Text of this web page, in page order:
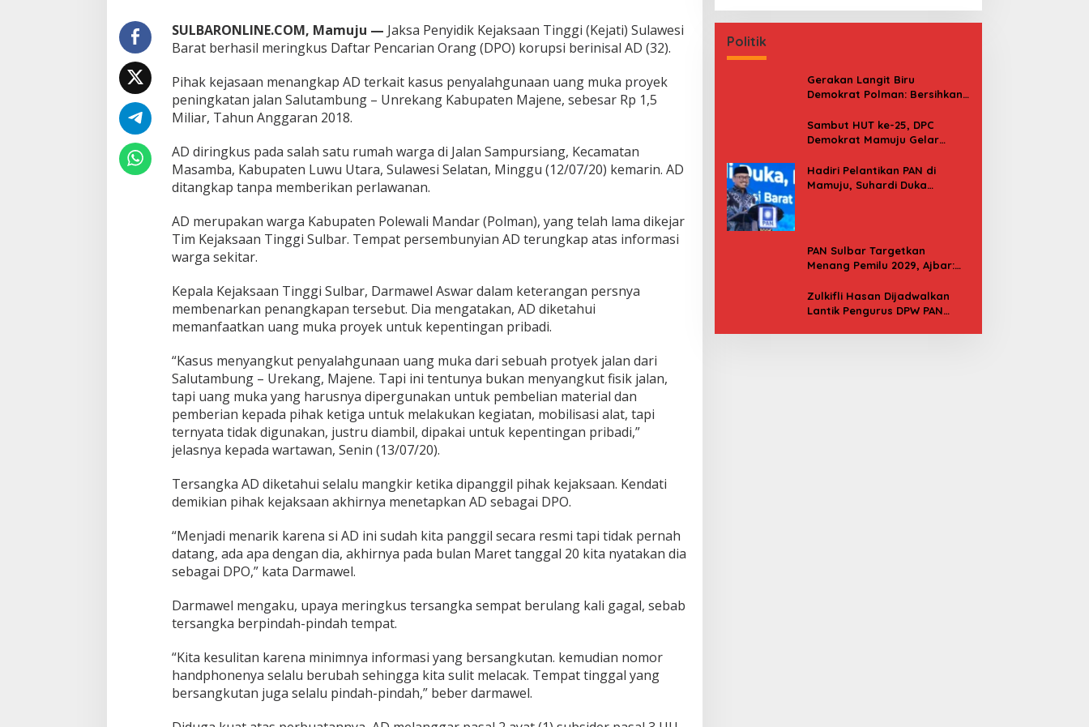
a
a
o
r
u
s
K
a
u
s
u
t
a
b
u
n
g
-
r
e
a
n
SULBARONLINE.COM, Mamuju — Jaksa Penyidik Kejaksaan Tinggi (Kejati) Sulawesi
Barat berhasil meringkus Daftar Pencarian Orang (DPO) korupsi berinisal AD (32).
Pihak kejasaan menangkap AD terkait kasus penyalahgunaan uang muka proyek
peningkatan jalan Salutambung – Unrekang Kabupaten Majene, sebesar Rp 1,5
Miliar, Tahun Anggaran 2018.
AD diringkus pada salah satu rumah warga di Jalan Sampursiang, Kecamatan
Masamba, Kabupaten Luwu Utara, Sulawesi Selatan, Minggu (12/07/20) kemarin. AD
ditangkap tanpa memberikan perlawanan.
AD merupakan warga Kabupaten Polewali Mandar (Polman), yang telah lama dikejar
Tim Kejaksaan Tinggi Sulbar. Tempat persembunyian AD terungkap atas informasi
warga sekitar.
Kepala Kejaksaan Tinggi Sulbar, Darmawel Aswar dalam keterangan persnya
membenarkan penangkapan tersebut. Dia mengatakan, AD diketahui
memanfaatkan uang muka proyek untuk kepentingan pribadi.
“Kasus menyangkut penyalahgunaan uang muka dari sebuah protyek jalan dari
Salutambung – Urekang, Majene. Tapi ini tentunya bukan menyangkut fisik jalan,
tapi uang muka yang harusnya dipergunakan untuk pembelian material dan
pemberian kepada pihak ketiga untuk melakukan kegiatan, mobilisasi alat, tapi
ternyata tidak digunakan, justru diambil, dipakai untuk kepentingan pribadi,”
jelasnya kepada wartawan, Senin (13/07/20).
Tersangka AD diketahui selalu mangkir ketika dipanggil pihak kejaksaan. Kendati
demikian pihak kejaksaan akhirnya menetapkan AD sebagai DPO.
“Menjadi menarik karena si AD ini sudah kita panggil secara resmi tapi tidak pernah
datang, ada apa dengan dia, akhirnya pada bulan Maret tanggal 20 kita nyatakan dia
sebagai DPO,” kata Darmawel.
Darmawel mengaku, upaya meringkus tersangka sempat berulang kali gagal, sebab
tersangka berpindah-pindah tempat.
“Kita kesulitan karena minimnya informasi yang bersangkutan. kemudian nomor
handphonenya selalu berubah sehingga kita sulit melacak. Tempat tinggal yang
bersangkutan juga selalu pindah-pindah,” beber darmawel.
Politik
Gerakan Langit Biru
Demokrat Polman: Bersihkan
Donor Darah
Sambut HUT ke-25, DPC
Demokrat Mamuju Gelar
Indonesia Asri
Hadiri Pelantikan PAN di
Mamuju, Suhardi Duka
PAN Sulbar Targetkan
Menang Pemilu 2029, Ajbar:
Besok
Zulkifli Hasan Dijadwalkan
Lantik Pengurus DPW PAN